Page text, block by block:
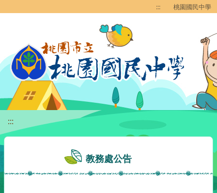
::: 桃園國民中學
:::
教務處公告